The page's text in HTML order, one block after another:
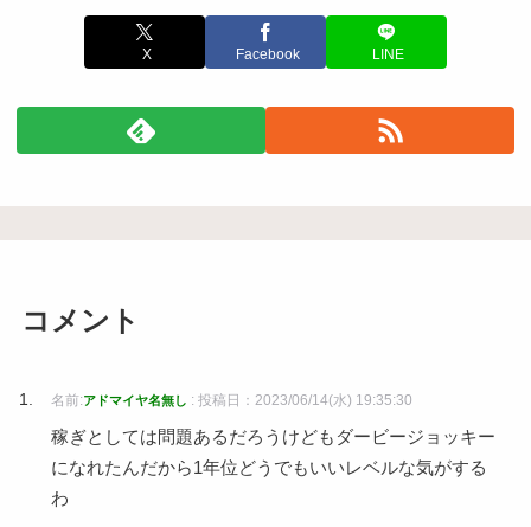
X Facebook LINE
コメント
名前:アドマイヤ名無し : 投稿日：2023/06/14(水) 19:35:30
稼ぎとしては問題あるだろうけどもダービージョッキー
になれたんだから1年位どうでもいいレベルな気がする
わ